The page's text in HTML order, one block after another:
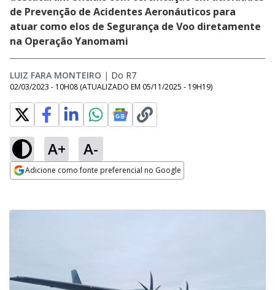
de Prevenção de Acidentes Aeronáuticos para
atuar como elos de Segurança de Voo diretamente
na Operação Yanomami
LUIZ FARA MONTEIRO | Do R7
02/03/2023 - 10H08 (ATUALIZADO EM 05/11/2025 - 19H19)
A+ A-
Adicione como fonte preferencial no Google